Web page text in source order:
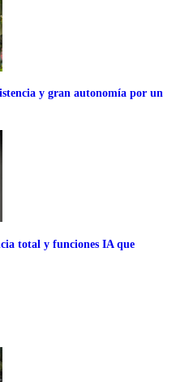
y gran autonomía por un
total y funciones IA que